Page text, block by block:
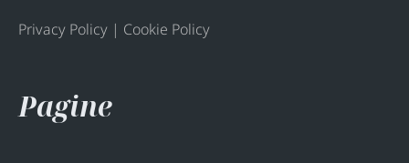
Privacy Policy | Cookie Policy
Pagine